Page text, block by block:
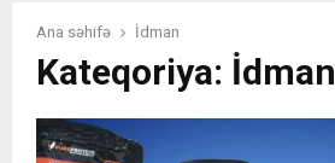
Ana səhifə İdman
Kateqoriya: İdman